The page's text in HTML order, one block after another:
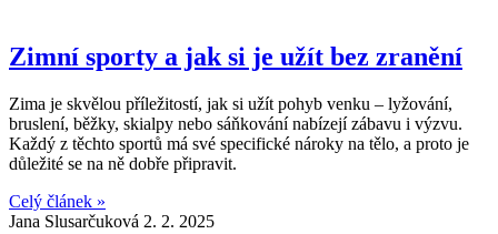
Zimní sporty a jak si je užít bez zranění
Zima je skvělou příležitostí, jak si užít pohyb venku – lyžování,
bruslení, běžky, skialpy nebo sáňkování nabízejí zábavu i výzvu.
Každý z těchto sportů má své specifické nároky na tělo, a proto je
důležité se na ně dobře připravit.
Celý článek »
Jana Slusarčuková 2. 2. 2025